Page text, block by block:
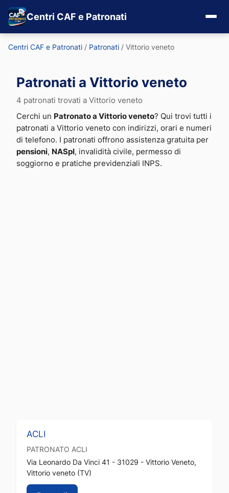
Centri CAF e Patronati
Centri CAF e Patronati / Patronati / Vittorio veneto
Patronati a Vittorio veneto
4 patronati trovati a Vittorio veneto
Cerchi un Patronato a Vittorio veneto? Qui trovi tutti i
patronati a Vittorio veneto con indirizzi, orari e numeri
di telefono. I patronati offrono assistenza gratuita per
pensioni, NASpI , invalidità civile, permesso di
soggiorno e pratiche previdenziali INPS.
ACLI
PATRONATO ACLI
Via Leonardo Da Vinci 41 - 31029 - Vittorio Veneto,
Vittorio veneto (TV)